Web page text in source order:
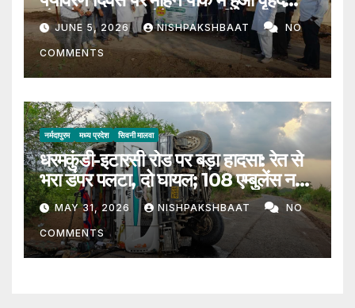
पौधारोपण, 200 पौधे लगाकर दिया हरित
संदेश
JUNE 5, 2026 NISHPAKSHBAAT NO
COMMENTS
नर्मदापुरम मध्य प्रदेश सिवनी मालवा
धरमकुंडी-इटारसी रोड पर बड़ा हादसा: रेत से
भरा डंपर पलटा, दो घायल; 108 एम्बुलेंस नहीं
पहुंचीMAY 31, 2026 NISHPAKSHBAAT NO
COMMENTS